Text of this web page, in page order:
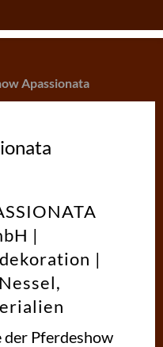
Apassionata
|
|
der Pferdeshow